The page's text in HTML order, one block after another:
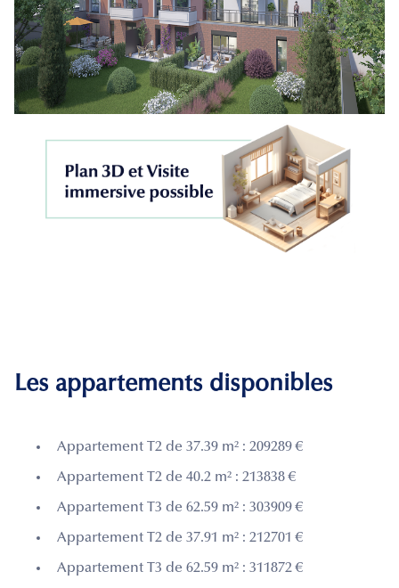
Les appartements disponibles
Appartement T2 de 37.39 m² : 209289 €
Appartement T2 de 40.2 m² : 213838 €
Appartement T3 de 62.59 m² : 303909 €
Appartement T2 de 37.91 m² : 212701 €
Appartement T3 de 62.59 m² : 311872 €